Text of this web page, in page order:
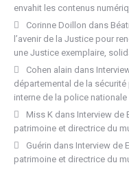
envahit les contenus
Corinne Doillon dans
l’avenir de la Justice pour
une Justice exemplaire,
Cohen alain dans
départemental de la
interne de la police nationale
Miss K dans Interview de
patrimoine et directrice du
Guérin dans Interview de
patrimoine et directrice du